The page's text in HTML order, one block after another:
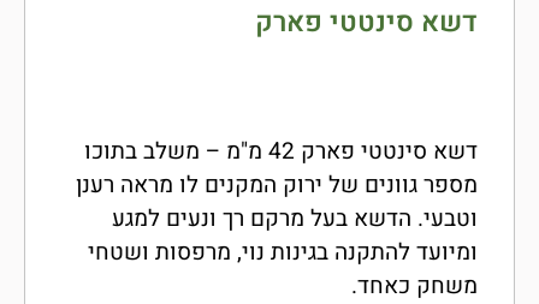
דשא סינטטי פארק
דשא סינטטי פארק 42 מ"מ – משלב בתוכו
מספר גוונים של ירוק המקנים לו מראה רענן
וטבעי. הדשא בעל מרקם רך ונעים למגע
ומיועד להתקנה בגינות נוי, מרפסות ושטחי
משחק כאחד.